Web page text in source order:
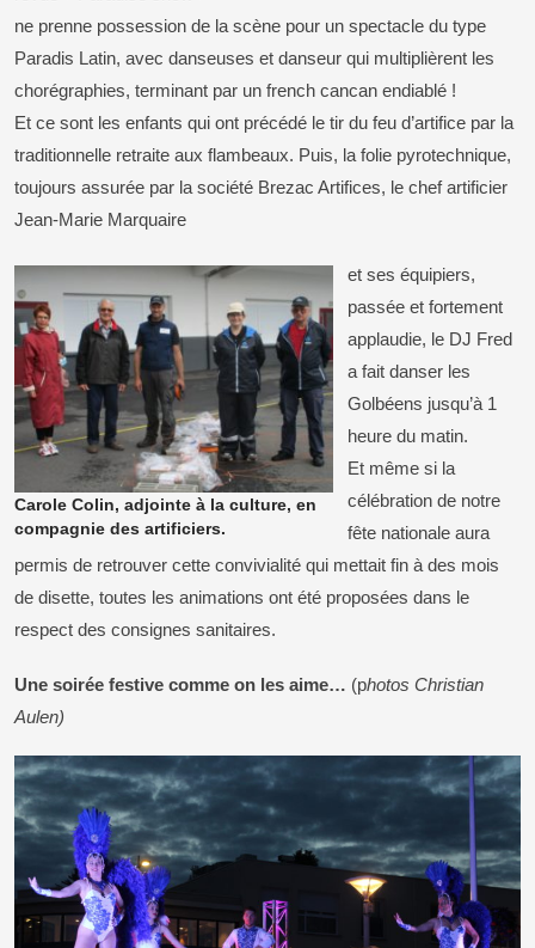
ne prenne possession de la scène pour un spectacle du type
Paradis Latin, avec danseuses et danseur qui multiplièrent les
chorégraphies, terminant par un french cancan endiablé !
Et ce sont les enfants qui ont précédé le tir du feu d’artifice par la
traditionnelle retraite aux flambeaux. Puis, la folie pyrotechnique,
toujours assurée par la société Brezac Artifices, le chef artificier
Jean-Marie Marquaire
Carole Colin, adjointe à la culture, en
compagnie des artificiers.
et ses équipiers,
passée et fortement
applaudie, le DJ Fred
a fait danser les
Golbéens jusqu’à 1
heure du matin.
Et même si la
célébration de notre
fête nationale aura
permis de retrouver cette convivialité qui mettait fin à des mois
de disette, toutes les animations ont été proposées dans le
respect des consignes sanitaires.
Une soirée festive comme on les aime… (photos Christian
Aulen)